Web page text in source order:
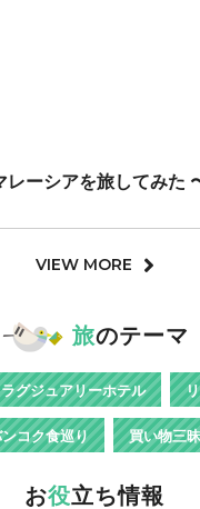
レーシアを旅してみた
VIEW MORE
旅のテーマ
ラグジュアリーホテル
コク食巡り 買い物三昧
お役立ち情報